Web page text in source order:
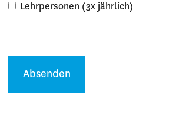
Lehrpersonen (3x jährlich)
Absenden